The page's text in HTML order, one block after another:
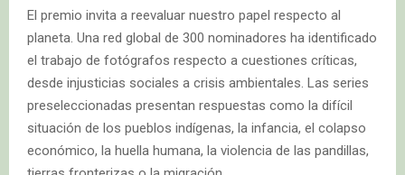
El premio invita a reevaluar nuestro papel respecto al
planeta. Una red global de 300 nominadores ha identificado
el trabajo de fotógrafos respecto a cuestiones críticas,
desde injusticias sociales a crisis ambientales. Las series
preseleccionadas presentan respuestas como la difícil
situación de los pueblos indígenas, la infancia, el colapso
económico, la huella humana, la violencia de las pandillas,